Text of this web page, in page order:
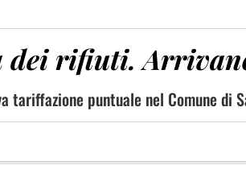
rifiuti.
puntuale nel Comune di